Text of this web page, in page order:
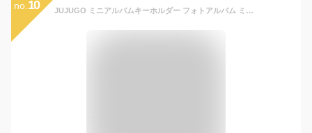
no. 10 JUJUGO ミニアルバムキーホルダー フォトアルバム ミニシール帳 2個入り 2インチ 32枚収納 透明 防水 推し活グッズ 誕生日 記念日 思い出記録 ギフト用「ピンク+黒」